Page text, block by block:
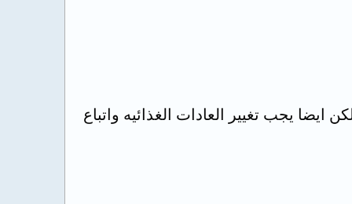
يجب تغيير العادات الغذائيه واتباع